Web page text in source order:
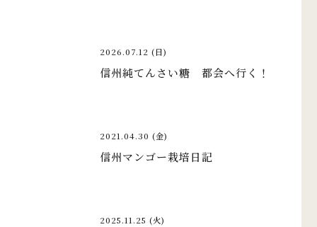
2026.07.12 (日)
信州純てんさい糖 都会へ行く！
2021.04.30 (金)
信州マンゴー栽培日記
2025.11.25 (火)